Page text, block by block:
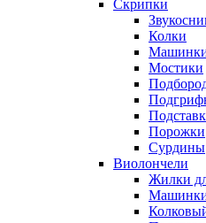
Скрипки
Колки
Мостики
Порожки
Сурдины
Виолончели
Жилки
Машинки